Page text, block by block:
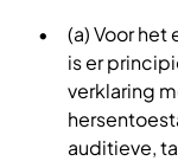
(a) Voor
is er
verklaring
auditieve,